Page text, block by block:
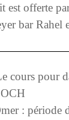
est offerte
bar Rahel
cours pour
: période